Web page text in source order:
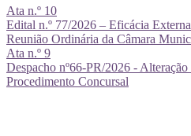
Ata n.º 10
Edital n.º 77/2026 – Eficácia
Reunião Ordinária da Câmara
Ata n.º 9
Despacho nº66-PR/2026 -
Procedimento Concursal